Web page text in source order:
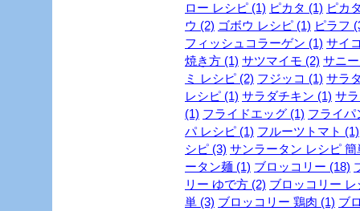
ロー レシピ (1) ピカタ (1) ピカ
ウ (2) ゴボウ レシピ (1) ピラフ
フィッシュコラーゲン (1) サイ
焼き方 (1) サツマイモ (2) サニ
ミ レシピ (2) フジッコ (1) サラ
レシピ (1) サラダチキン (1) サ
(1) フライドエッグ (1) フライパ
パ レシピ (1) フルーツトマト (1)
シピ (3) サンラータン レシピ 簡
ータン麺 (1) ブロッコリー (18)
リー ゆで方 (2) ブロッコリー レ
単 (3) ブロッコリー 鶏肉 (1) ブ